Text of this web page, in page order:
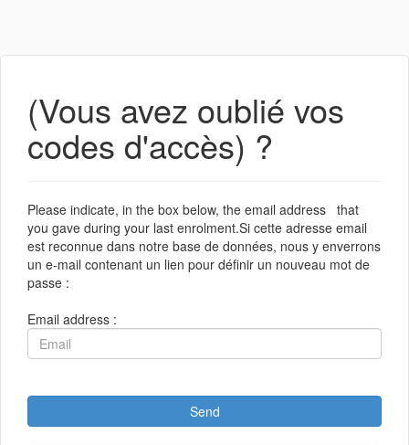
(Vous avez oublié vos
codes d'accès) ?
Please indicate, in the box below, the email address that
you gave during your last enrolment.Si cette adresse email
est reconnue dans notre base de données, nous y enverrons
un e-mail contenant un lien pour définir un nouveau mot de
passe :
Email address :
Send